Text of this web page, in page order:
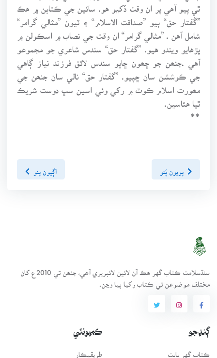
ٿي پيو آهي پر ان وقت ڏکيو هو. سائين جي ڪتابن ۾ هڪ
”گُفتار حق“ ٻيو ”صداقت الاسلام“ ۽ ٽيون ”مثالي گرامر“
شامل آهن . ”مثالي گرامر“ ان وقت جي نصاب ۾ اسڪولن ۾
پڙهايو ويندو هيو. ”گفتار حق“ سندس شاعري جو مجموعو
آهي .جنھن جو ڇھون ڇاپو سندس لائق فرزند نياز ڳاهي
جي ڪوششن سان ڇپيو. ”گفتار حق“ نالي سان جنھن جي
مھورت اسلام ڪوٽ ۾ رکي وئي اسين سڀ دوست شريڪ
ٿيا هئاسين.
**
پويون پَنو اڳيون پنو
سنڌسلامت ڪتاب گهر ھڪ آن لائين لائبريري آھي، جنھن تي 2010ع کان
مختلف موضوعن تي ڪتاب رکيا پيا وڃن.
ڳنڍجو
ڪتاب گهر بابت
ڪميونٽي
طريقيڪار